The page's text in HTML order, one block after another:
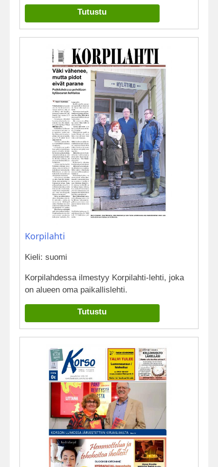
Tutustu
Korpilahti
Kieli: suomi
Korpilahdessa ilmestyy Korpilahti-lehti, joka
on alueen oma paikallislehti.
Tutustu